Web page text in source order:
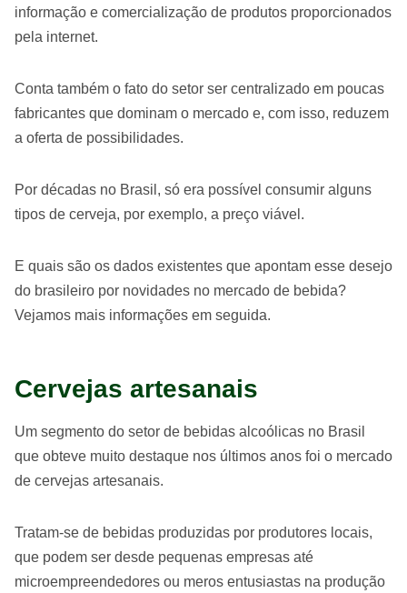
informação e comercialização de produtos proporcionados
pela internet.
Conta também o fato do setor ser centralizado em poucas
fabricantes que dominam o mercado e, com isso, reduzem
a oferta de possibilidades.
Por décadas no Brasil, só era possível consumir alguns
tipos de cerveja, por exemplo, a preço viável.
E quais são os dados existentes que apontam esse desejo
do brasileiro por novidades no mercado de bebida?
Vejamos mais informações em seguida.
Cervejas artesanais
Um segmento do setor de bebidas alcoólicas no Brasil
que obteve muito destaque nos últimos anos foi o mercado
de cervejas artesanais.
Tratam-se de bebidas produzidas por produtores locais,
que podem ser desde pequenas empresas até
microempreendedores ou meros entusiastas na produção